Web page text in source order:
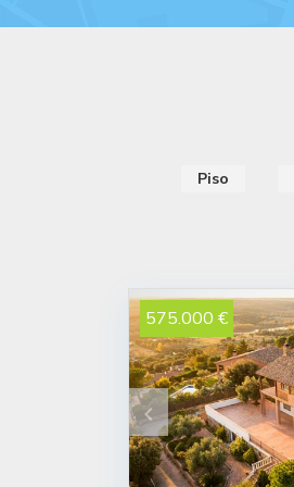
Piso
keyboard_arrow_left
575.000 €